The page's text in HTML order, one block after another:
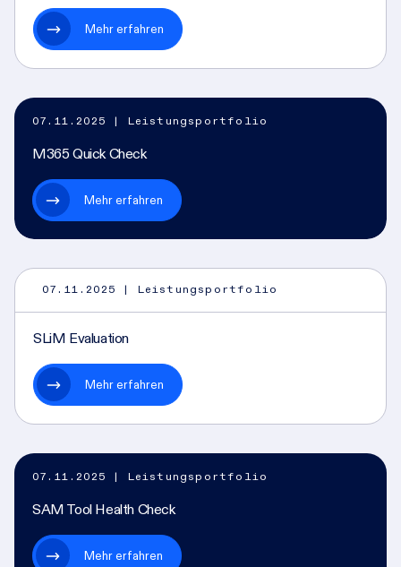
Mehr erfahren
07.11.2025 | Leistungsportfolio
M365 Quick Check
Mehr erfahren
07.11.2025 | Leistungsportfolio
SLiM Evaluation
Mehr erfahren
07.11.2025 | Leistungsportfolio
SAM Tool Health Check
Mehr erfahren